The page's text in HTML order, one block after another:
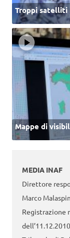
Troppi satelliti
Mappe di
MEDIA INAF
Direttore
Marco
Registrazione